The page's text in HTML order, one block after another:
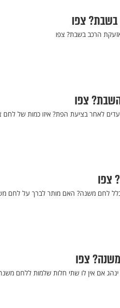
בשבת? צפו
הרכב בשבת? צפו
צפו
לאחר בציעת הפת? איזו כמות של לחם
צפו
כלל לחם משנה? האם מותר לברך על לחם
צפו
ינהג אם אין לו שתי חלות שלמות ללחם